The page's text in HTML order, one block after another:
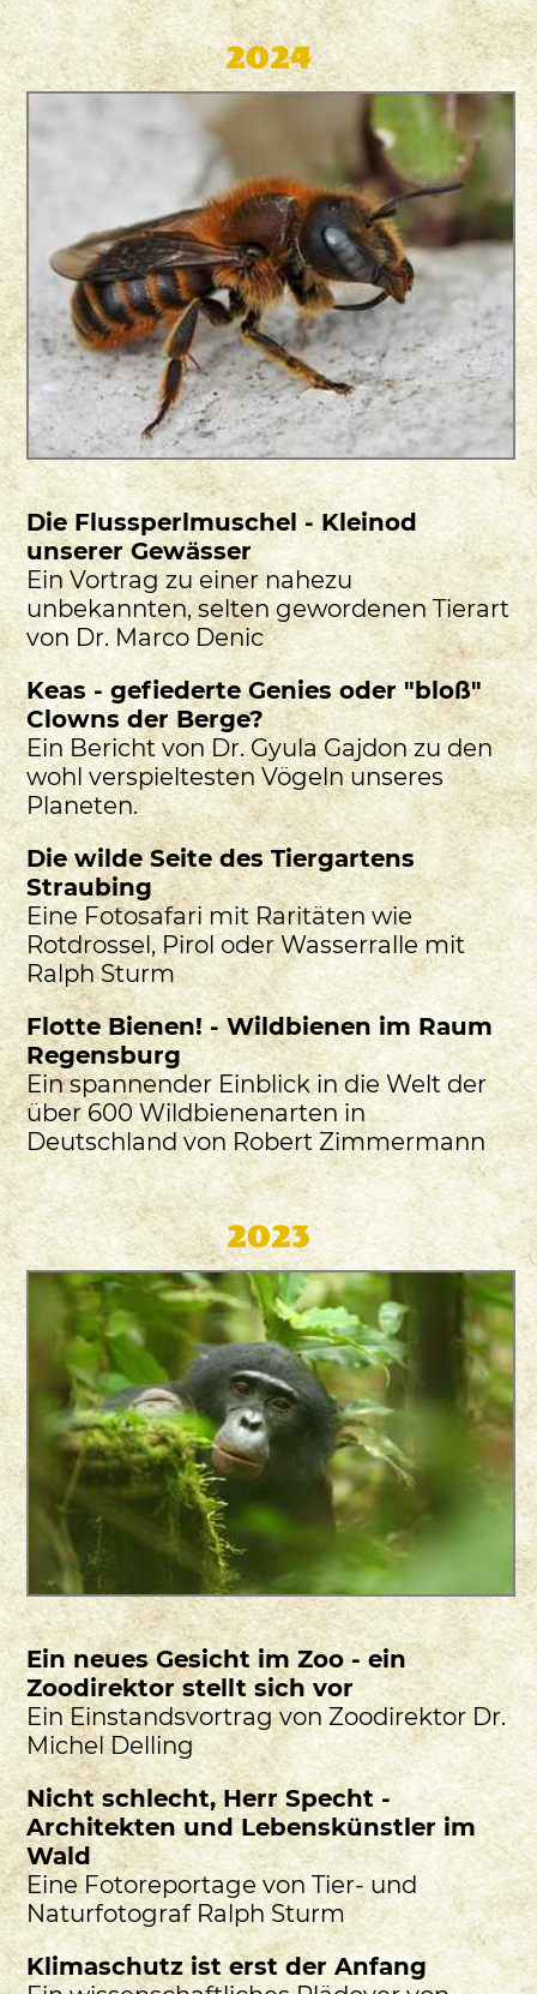
2024
Die Flussperlmuschel - Kleinod
unserer Gewässer
Ein Vortrag zu einer nahezu
unbekannten, selten gewordenen Tierart
von Dr. Marco Denic
Keas - gefiederte Genies oder "bloß"
Clowns der Berge?
Ein Bericht von Dr. Gyula Gajdon zu den
wohl verspieltesten Vögeln unseres
Planeten.
Die wilde Seite des Tiergartens
Straubing
Eine Fotosafari mit Raritäten wie
Rotdrossel, Pirol oder Wasserralle mit
Ralph Sturm
Flotte Bienen! - Wildbienen im Raum
Regensburg
Ein spannender Einblick in die Welt der
über 600 Wildbienenarten in
Deutschland von Robert Zimmermann
2023
Ein neues Gesicht im Zoo - ein
Zoodirektor stellt sich vor
Ein Einstandsvortrag von Zoodirektor Dr.
Michel Delling
Nicht schlecht, Herr Specht -
Architekten und Lebenskünstler im
Wald
Eine Fotoreportage von Tier- und
Naturfotograf Ralph Sturm
Klimaschutz ist erst der Anfang